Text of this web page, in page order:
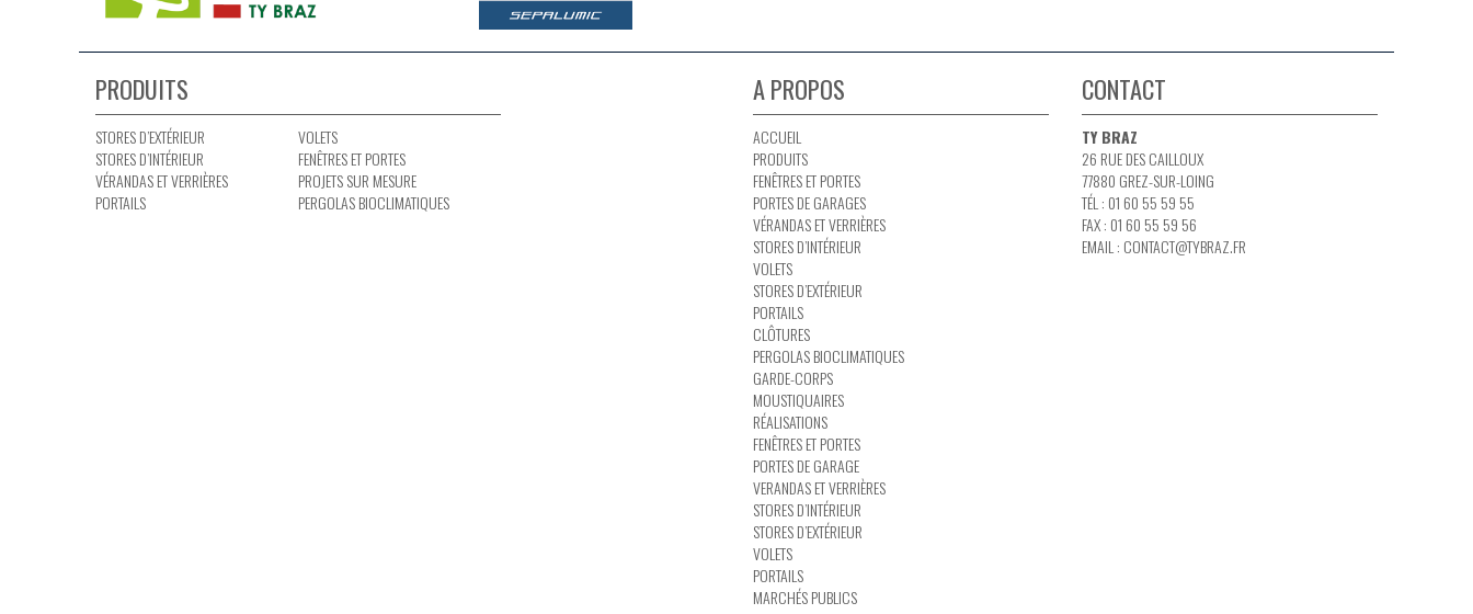
PRODUITS
STORES D’EXTÉRIEUR
STORES D’INTÉRIEUR
VÉRANDAS ET VERRIÈRES
PORTAILS
VOLETS
FENÊTRES ET PORTES
PROJETS SUR MESURE
PERGOLAS BIOCLIMATIQUES
A PROPOS
ACCUEIL
PRODUITS
FENÊTRES ET PORTES
PORTES DE GARAGES
VÉRANDAS ET VERRIÈRES
STORES D’INTÉRIEUR
VOLETS
STORES D’EXTÉRIEUR
PORTAILS
CLÔTURES
PERGOLAS BIOCLIMATIQUES
GARDE-CORPS
MOUSTIQUAIRES
RÉALISATIONS
FENÊTRES ET PORTES
PORTES DE GARAGE
VERANDAS ET VERRIÈRES
STORES D’INTÉRIEUR
STORES D’EXTÉRIEUR
VOLETS
PORTAILS
MARCHÉS PUBLICS
CONTACT
TY BRAZ
26 RUE DES CAILLOUX
77880 GREZ-SUR-LOING
TÉL : 01 60 55 59 55
FAX : 01 60 55 59 56
EMAIL : CONTACT@TYBRAZ.FR